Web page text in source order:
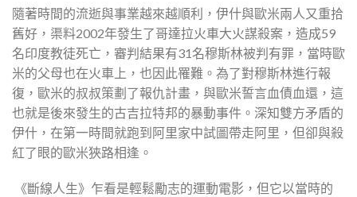
隨著時間的流逝與事業越來越順利，伊什與歐米兩人又重拾
舊好，渠料2002年發生了哥達拉火車大火謀殺案，造成59
名印度教徒死亡，審判結果有31名穆斯林被判有罪，當時歐
米的父母也在火車上，也因此罹難。為了對穆斯林進行報
復，歐米的叔叔策劃了報仇計畫，與歐米誓言血債血還，這
也就是後來發生的古吉拉特邦的暴動事件。深知雙方矛盾的
伊什，在第一時間就跑到阿里家中試圖帶走阿里，但卻與殺
紅了眼的歐米狹路相逢。
《斷線人生》乍看是輕鬆勵志的運動電影，但它以當時的